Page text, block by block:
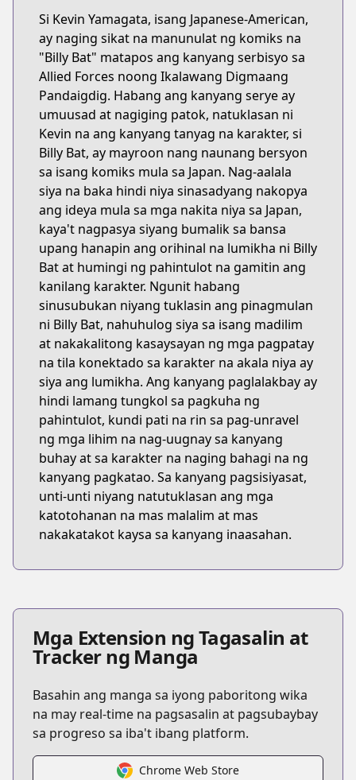
Si Kevin Yamagata, isang Japanese-American,
ay naging sikat na manunulat ng komiks na
"Billy Bat" matapos ang kanyang serbisyo sa
Allied Forces noong Ikalawang Digmaang
Pandaigdig. Habang ang kanyang serye ay
umuusad at nagiging patok, natuklasan ni
Kevin na ang kanyang tanyag na karakter, si
Billy Bat, ay mayroon nang naunang bersyon
sa isang komiks mula sa Japan. Nag-aalala
siya na baka hindi niya sinasadyang nakopya
ang ideya mula sa mga nakita niya sa Japan,
kaya't nagpasya siyang bumalik sa bansa
upang hanapin ang orihinal na lumikha ni Billy
Bat at humingi ng pahintulot na gamitin ang
kanilang karakter. Ngunit habang
sinusubukan niyang tuklasin ang pinagmulan
ni Billy Bat, nahuhulog siya sa isang madilim
at nakakalitong kasaysayan ng mga pagpatay
na tila konektado sa karakter na akala niya ay
siya ang lumikha. Ang kanyang paglalakbay ay
hindi lamang tungkol sa pagkuha ng
pahintulot, kundi pati na rin sa pag-unravel
ng mga lihim na nag-uugnay sa kanyang
buhay at sa karakter na naging bahagi na ng
kanyang pagkatao. Sa kanyang pagsisiyasat,
unti-unti niyang natutuklasan ang mga
katotohanan na mas malalim at mas
nakakatakot kaysa sa kanyang inaasahan.
Mga Extension ng Tagasalin at
Tracker ng Manga
Basahin ang manga sa iyong paboritong wika
na may real-time na pagsasalin at pagsubaybay
sa progreso sa iba't ibang platform.
Chrome Web Store